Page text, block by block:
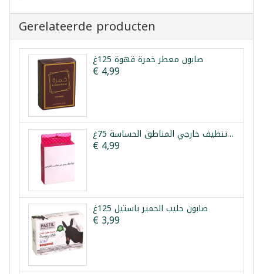
Gerelateerde producten
صابون معطر خمرة قهوة 125غ
€ 4,99
صابون تنظيف خارجي المناطق الحساسة 75غ
€ 4,99
صابون حليب الحمير باستيل 125غ
€ 3,99